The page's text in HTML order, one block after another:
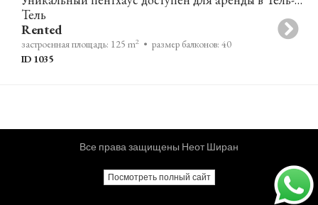
Тель
Rented
застроенная площадь: 125 m2 • размер балконов: 40
ID 1035
Все права защищены Неот Ширан
Посмотреть полный сайт